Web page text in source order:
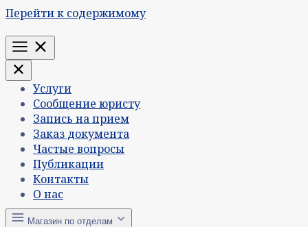
Перейти к содержимому
Меню
Услуги
Сообщение юристу
Запись на прием
Заказ документа
Частые вопросы
Публикации
Контакты
О нас
Магазин по отделам